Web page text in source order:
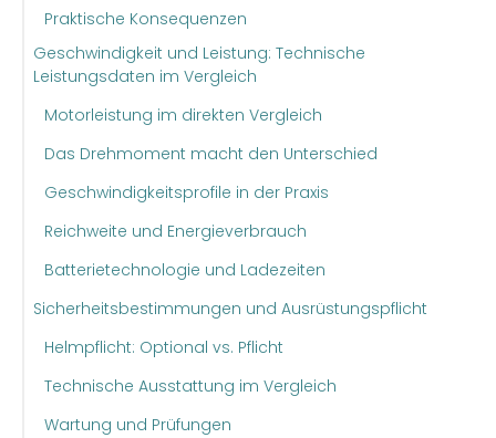
Praktische Konsequenzen
Geschwindigkeit und Leistung: Technische
Leistungsdaten im Vergleich
Motorleistung im direkten Vergleich
Das Drehmoment macht den Unterschied
Geschwindigkeitsprofile in der Praxis
Reichweite und Energieverbrauch
Batterietechnologie und Ladezeiten
Sicherheitsbestimmungen und Ausrüstungspflicht
Helmpflicht: Optional vs. Pflicht
Technische Ausstattung im Vergleich
Wartung und Prüfungen